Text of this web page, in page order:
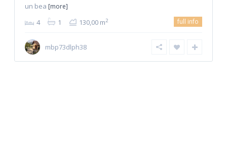
un bea [more]
4 1 130,00 m2 full info
mbp73dlph38